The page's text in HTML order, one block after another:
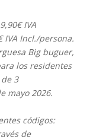
IVA
IVA Incl./persona.
Big buguer,
los residentes
3
mayo 2026.
códigos:
de